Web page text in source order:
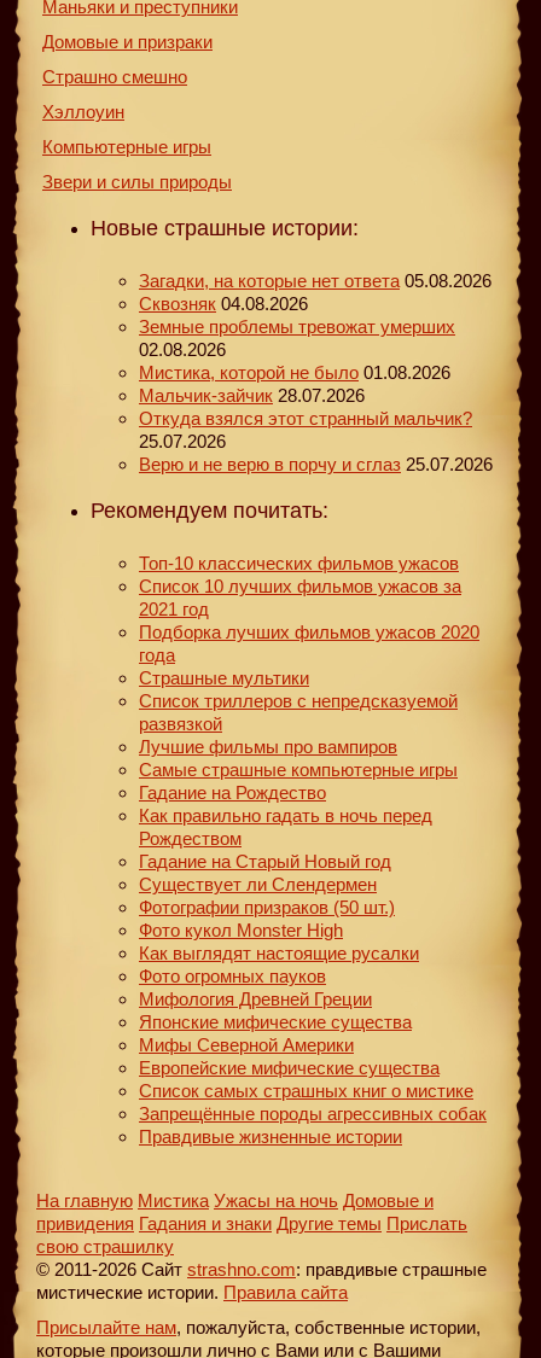
Маньяки и преступники
Домовые и призраки
Страшно смешно
Хэллоуин
Компьютерные игры
Звери и силы природы
Новые страшные истории:
Загадки, на которые нет ответа 05.08.2026
Сквозняк 04.08.2026
Земные проблемы тревожат умерших
02.08.2026
Мистика, которой не было 01.08.2026
Мальчик-зайчик 28.07.2026
Откуда взялся этот странный мальчик?
25.07.2026
Верю и не верю в порчу и сглаз 25.07.2026
Рекомендуем почитать:
Топ-10 классических фильмов ужасов
Список 10 лучших фильмов ужасов за
2021 год
Подборка лучших фильмов ужасов 2020
года
Страшные мультики
Список триллеров с непредсказуемой
развязкой
Лучшие фильмы про вампиров
Самые страшные компьютерные игры
Гадание на Рождество
Как правильно гадать в ночь перед
Рождеством
Гадание на Старый Новый год
Существует ли Слендермен
Фотографии призраков (50 шт.)
Фото кукол Monster High
Как выглядят настоящие русалки
Фото огромных пауков
Мифология Древней Греции
Японские мифические существа
Мифы Северной Америки
Европейские мифические существа
Список самых страшных книг о мистике
Запрещённые породы агрессивных собак
Правдивые жизненные истории
На главную Мистика Ужасы на ночь Домовые и
привидения Гадания и знаки Другие темы Прислать
свою страшилку
© 2011-2026 Сайт strashno.com: правдивые страшные
мистические истории. Правила сайта
Присылайте нам, пожалуйста, собственные истории,
которые произошли лично с Вами или с Вашими